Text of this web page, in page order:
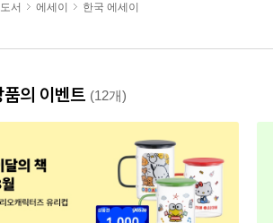
서
에세이 한국 에세이
품의 이벤트 (12개)